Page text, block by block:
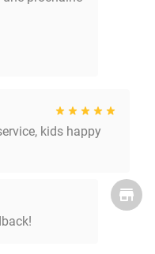
kids happy